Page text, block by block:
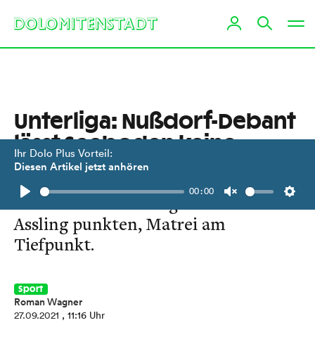
Ihr Dolo Plus Vorteil:
Diesen Artikel jetzt anhören
Play
00:00
Unmute
Unterliga: Nußdorf-Debant
lässt Seeboden keine
Chance
Souveräner Heimsieg. Lienz und
Assling punkten, Matrei am
Tiefpunkt.
Sport
Roman Wagner
27.09.2021 , 11:16 Uhr